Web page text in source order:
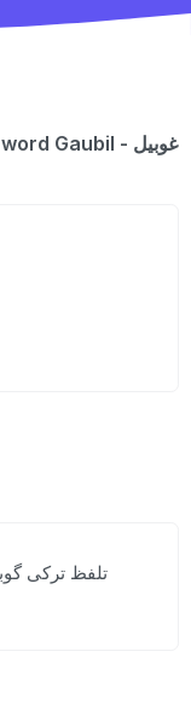
The entry is a dictionary list for the word Gaubil - غوبیل